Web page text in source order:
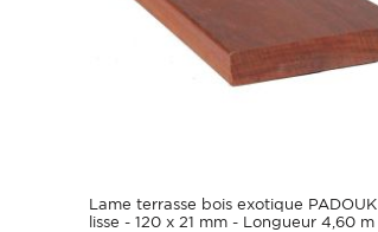
Lame terrasse bois exotique PADOUK
lisse - 120 x 21 mm - Longueur 4,60 m